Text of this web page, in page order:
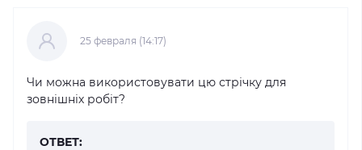
25 февраля (14:17)
Чи можна використовувати цю стрічку для
зовнішніх робіт?
ОТВЕТ: